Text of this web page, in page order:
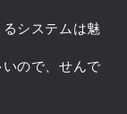
システムは魅
ので、せんで